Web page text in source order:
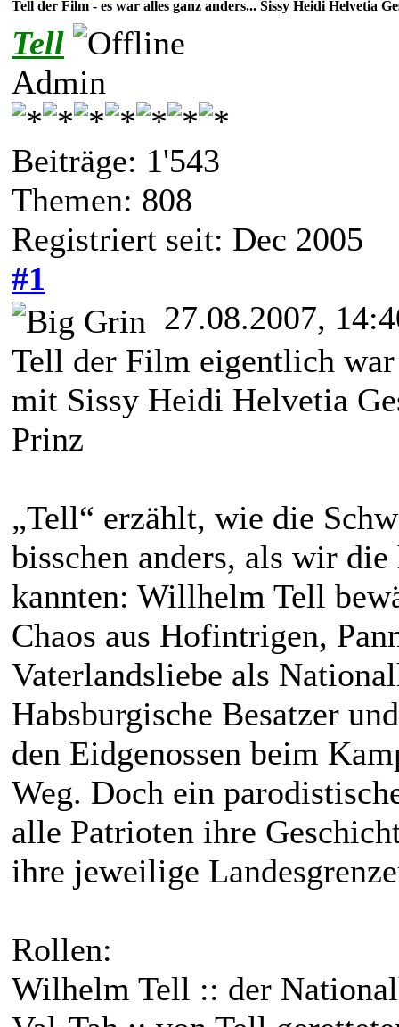
Tell der Film - es war alles ganz anders... Sissy Heidi Helvetia
Tell
Admin
Beiträge: 1'543
Themen: 808
Registriert seit: Dec 2005
#1
27.08.2007,
Tell der Film eigentlich
mit Sissy Heidi Helvetia
Prinz
„Tell“ erzählt, wie die
bisschen anders, als wir
kannten: Willhelm Tell
Chaos aus Hofintrigen,
Vaterlandsliebe als
Habsburgische Besatzer
den Eidgenossen beim
Weg. Doch ein
alle Patrioten ihre
ihre jeweilige
Rollen:
Wilhelm Tell :: der